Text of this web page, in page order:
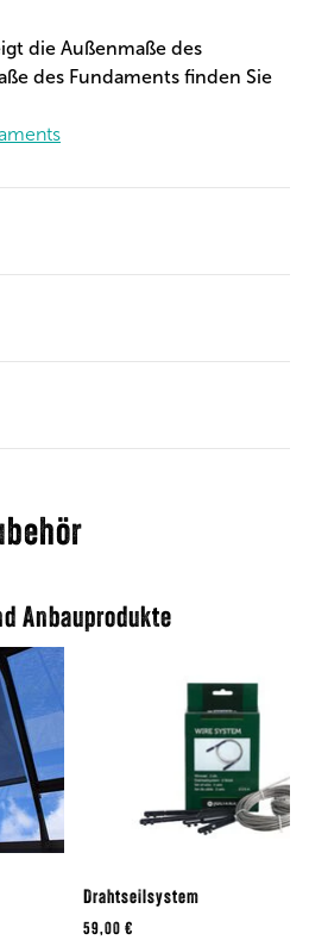
die Außenmaße des
des Fundaments finden Sie
Anbauprodukte
Drahtseilsystem
59,00 €